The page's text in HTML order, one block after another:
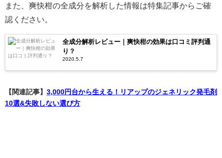
また、爽快柑の全成分を解析した情報は特集記事からご確
認ください。
全成分解析レビュー｜爽快柑の効果は口コミ評判通
り？
2020.5.7
【関連記事】 3,000円台から生える！リアップのジェネリック発毛剤
10選&失敗しない選び方